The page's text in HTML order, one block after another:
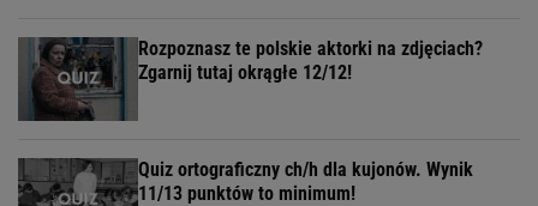
Rozpoznasz te polskie aktorki na zdjęciach?
Zgarnij tutaj okrągłe 12/12!
Quiz ortograficzny ch/h dla kujonów. Wynik
11/13 punktów to minimum!